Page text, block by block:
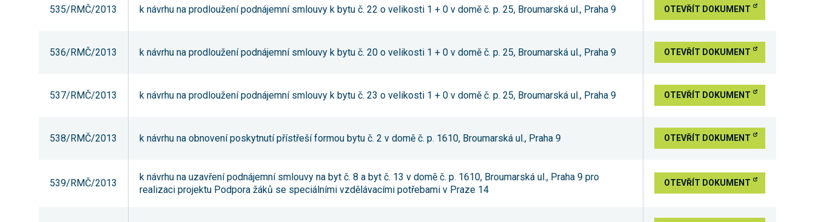
535/RMČ/2013 k návrhu na prodloužení podnájemní smlouvy k bytu č. 22 o velikosti 1 + 0 v domě č. p. 25, Broumarská ul., Praha 9 OTEVŘÍT DOKUMENT
536/RMČ/2013 k návrhu na prodloužení podnájemní smlouvy k bytu č. 20 o velikosti 1 + 0 v domě č. p. 25, Broumarská ul., Praha 9 OTEVŘÍT DOKUMENT
537/RMČ/2013 k návrhu na prodloužení podnájemní smlouvy k bytu č. 23 o velikosti 1 + 0 v domě č. p. 25, Broumarská ul., Praha 9 OTEVŘÍT DOKUMENT
538/RMČ/2013 k návrhu na obnovení poskytnutí přístřeší formou bytu č. 2 v domě č. p. 1610, Broumarská ul., Praha 9 OTEVŘÍT DOKUMENT
539/RMČ/2013
k návrhu na uzavření podnájemní smlouvy na byt č. 8 a byt č. 13 v domě č. p. 1610, Broumarská ul., Praha 9 pro
realizaci projektu Podpora žáků se speciálními vzdělávacími potřebami v Praze 14
OTEVŘÍT DOKUMENT
našeho webu
a našich
určujeme
našich
cookies
identifikátorů,
které ukazují